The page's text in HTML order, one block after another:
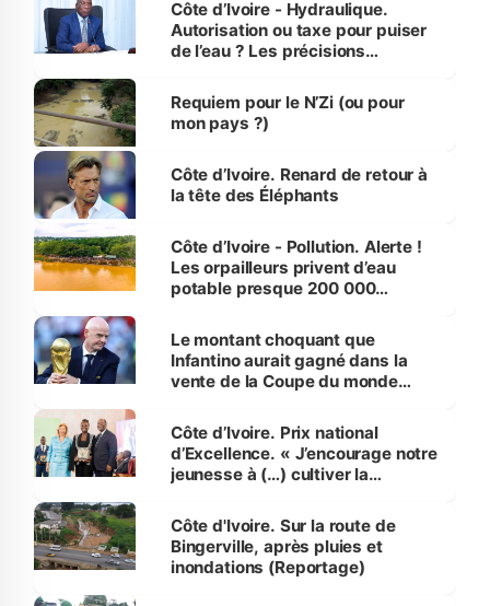
Côte d’Ivoire - Hydraulique.
Autorisation ou taxe pour puiser
de l’eau ? Les précisions
Requiem pour le N’Zi (ou pour
mon pays ?)
Côte d’Ivoire. Renard de retour à
la tête des Éléphants
Côte d’Ivoire - Pollution. Alerte !
Les orpailleurs privent d’eau
potable presque 200 000
Le montant choquant que
Infantino aurait gagné dans la
vente de la Coupe du monde
Côte d’Ivoire. Prix national
d’Excellence. « J’encourage notre
jeunesse à (…) cultiver la
(Alassane Ouattara
Côte d'Ivoire. Sur la route de
Bingerville, après pluies et
inondations (Reportage)